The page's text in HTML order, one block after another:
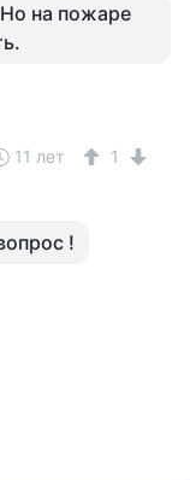
на пожаре
11 лет 1
!